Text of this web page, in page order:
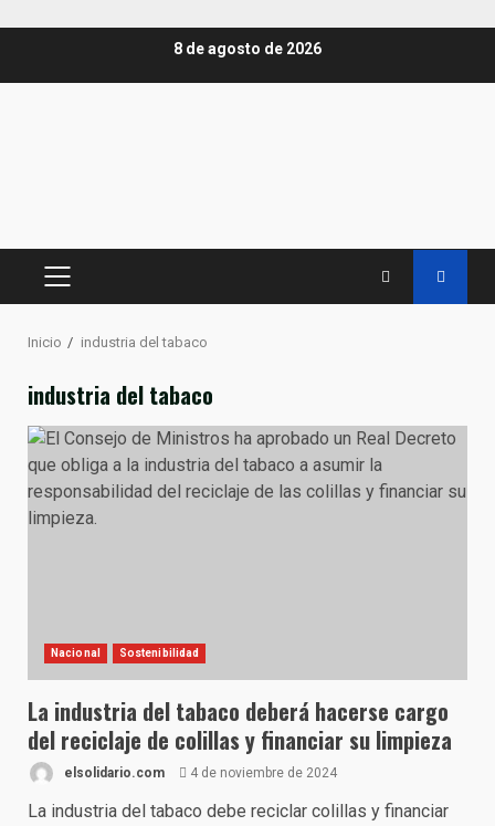
8 de agosto de 2026
MENÚ
Inicio industria del tabaco
industria del tabaco
Nacional Sostenibilidad
La industria del tabaco deberá hacerse cargo
del reciclaje de colillas y financiar su limpieza
elsolidario.com 4 de noviembre de 2024
La industria del tabaco debe reciclar colillas y financiar